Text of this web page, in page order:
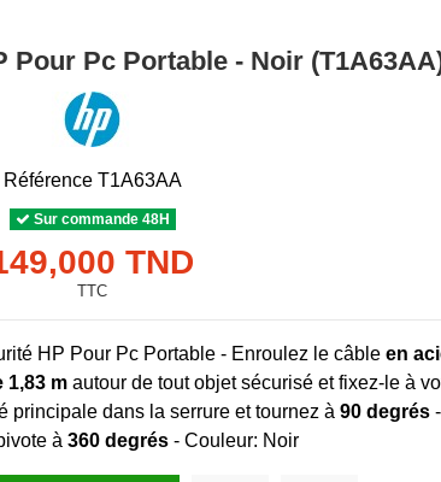
Pour Pc Portable - Noir
Référence T1A63AA
Sur commande 48H
TND
TTC
HP Pour Pc Portable - Enroulez le câbleen
1,83 m autour de tout objet sécurisé et fixez-le à
principale dans la serrure et tournez à 90 degrés-
à 360 degrés - Couleur: Noir